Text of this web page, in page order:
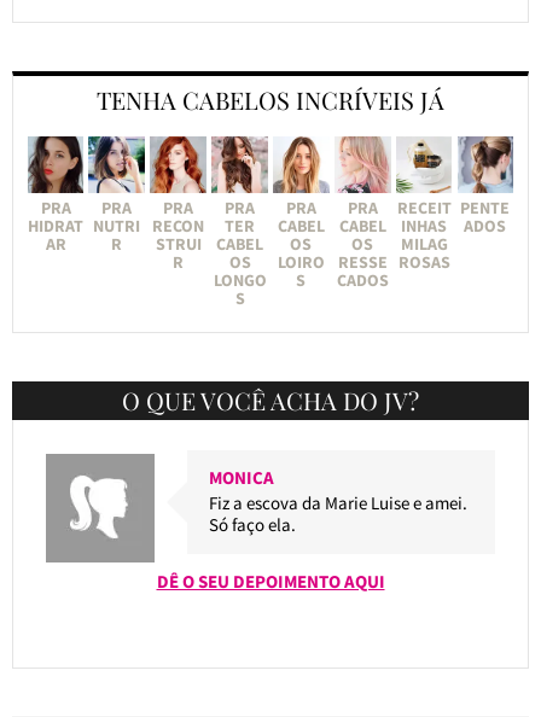
TENHA CABELOS INCRÍVEIS JÁ
PRA
HIDRAT
AR
PRA
NUTRI
R
PRA
RECON
STRUI
R
PRA
TER
CABEL
OS
LONGO
S
PRA
CABEL
OS
LOIRO
S
PRA
CABEL
OS
RESSE
CADOS
RECEIT
INHAS
MILAG
ROSAS
PENTE
ADOS
O QUE VOCÊ ACHA DO JV?
MONICA
Fiz a escova da Marie Luise e amei.
Só faço ela.
DÊ O SEU DEPOIMENTO AQUI